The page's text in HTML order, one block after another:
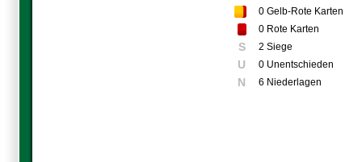
0 Gelb-Rote Karten
0 Rote Karten
S 2 Siege
U 0 Unentschieden
N 6 Niederlagen